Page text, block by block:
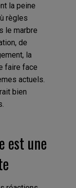
la peine
règles
le marbre
de
la
faire face
actuels.
bien
est une